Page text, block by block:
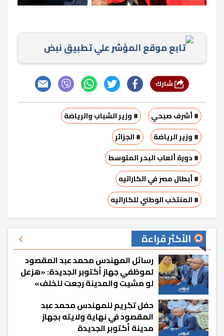
تابع موقع المؤشر علي تطبيق نبض
# أشرف صبحي
# وزير الشباب والرياضة
# وزير الرياضة
# الجزائر
# دورة ألعاب البحر المتوسط
# أبطال مصر في الكاراتيه
# المنتخب الوطني للكاراتيه
الأكثر قراءة
رسائل المهندس محمد عبد المقصود
لموظفي جهاز أكتوبر الجديدة: «هزعل
لو مشيت والمدينة رجعت للخلف»
حفل تكريم للمهندس محمد عبد
المقصود في نهاية ولايته بجهاز
مدينة أكتوبر الجديدة